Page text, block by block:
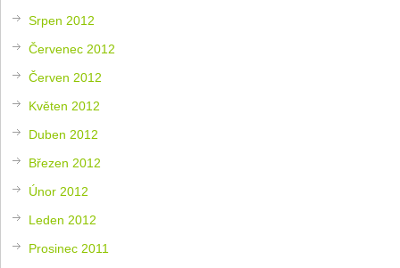
Srpen 2012
Červenec 2012
Červen 2012
Květen 2012
Duben 2012
Březen 2012
Únor 2012
Leden 2012
Prosinec 2011